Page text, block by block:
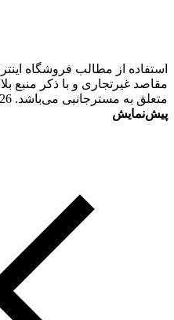
استفاده از مطالب فروشگاه
مقاصد غیرتجاری و با ذکر منبع
متعلق به مسترجانبی می‌باشد. Copyright © 2012 - 2026
پیش‌نمایش